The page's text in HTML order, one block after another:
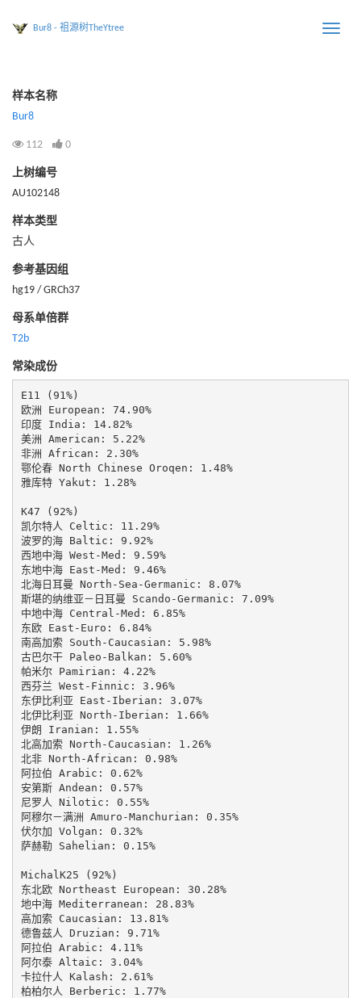
Toggle
Bur8 - 祖源树TheYtree
样本名称
Bur8
112 0
上树编号
AU102148
样本类型
古人
参考基因组
hg19 / GRCh37
母系单倍群
T2b
常染成份
E11 (91%)
欧洲 European: 74.90%
印度 India: 14.82%
美洲 American: 5.22%
非洲 African: 2.30%
鄂伦春 North Chinese Oroqen: 1.48%
雅库特 Yakut: 1.28%
K47 (92%)
凯尔特人 Celtic: 11.29%
波罗的海 Baltic: 9.92%
西地中海 West-Med: 9.59%
东地中海 East-Med: 9.46%
北海日耳曼 North-Sea-Germanic: 8.07%
斯堪的纳维亚－日耳曼 Scando-Germanic: 7.09%
中地中海 Central-Med: 6.85%
东欧 East-Euro: 6.84%
南高加索 South-Caucasian: 5.98%
古巴尔干 Paleo-Balkan: 5.60%
帕米尔 Pamirian: 4.22%
西芬兰 West-Finnic: 3.96%
东伊比利亚 East-Iberian: 3.07%
北伊比利亚 North-Iberian: 1.66%
伊朗 Iranian: 1.55%
北高加索 North-Caucasian: 1.26%
北非 North-African: 0.98%
阿拉伯 Arabic: 0.62%
安第斯 Andean: 0.57%
尼罗人 Nilotic: 0.55%
阿穆尔－满洲 Amuro-Manchurian: 0.35%
伏尔加 Volgan: 0.32%
萨赫勒 Sahelian: 0.15%
MichalK25 (92%)
东北欧 Northeast European: 30.28%
地中海 Mediterranean: 28.83%
高加索 Caucasian: 13.81%
德鲁兹人 Druzian: 9.71%
阿拉伯 Arabic: 4.11%
阿尔泰 Altaic: 3.04%
卡拉什人 Kalash: 2.61%
柏柏尔人 Berberic: 1.77%